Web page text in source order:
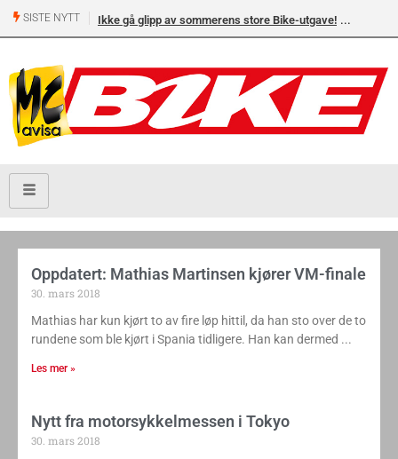
SISTE NYTT Ikke gå glipp av sommerens store Bike-utgave!
Oppdatert: Mathias Martinsen kjører VM-finale
30. mars 2018
Mathias har kun kjørt to av fire løp hittil, da han sto over de to
rundene som ble kjørt i Spania tidligere. Han kan dermed
Les mer »
Nytt fra motorsykkelmessen i Tokyo
30. mars 2018